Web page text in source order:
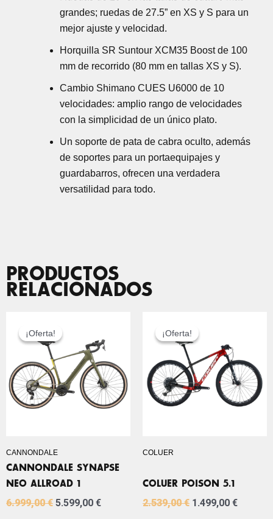
grandes; ruedas de 27.5” en XS y S para un
mejor ajuste y velocidad.
Horquilla SR Suntour XCM35 Boost de 100
mm de recorrido (80 mm en tallas XS y S).
Cambio Shimano CUES U6000 de 10
velocidades: amplio rango de velocidades
con la simplicidad de un único plato.
Un soporte de pata de cabra oculto, además
de soportes para un portaequipajes y
guardabarros, ofrecen una verdadera
versatilidad para todo.
PRODUCTOS
RELACIONADOS
¡Oferta!
CANNONDALE
¡Oferta!
CANNONDALE SYNAPSE
NEO ALLROAD 1
6.999,00€
ORIGINAL
ERA:
6.999,00 €.
5.599,00 €
ACTUAL
ES:
5.599,00 €.
¡Oferta!
COLUER
¡Oferta!
COLUER POISON 5.1
2.539,00€
ORIGINAL
ERA:
2.539,00 €.
1.499,00 €